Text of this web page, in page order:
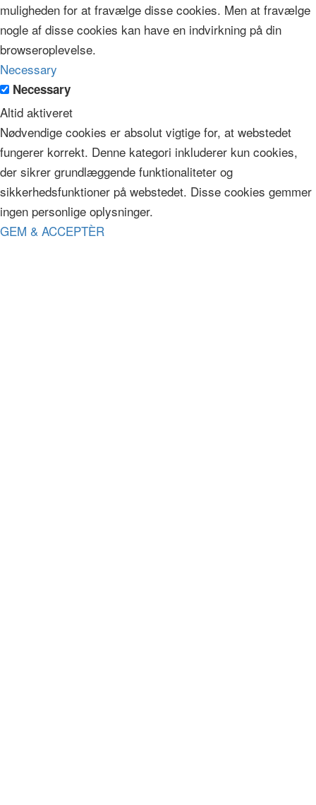
muligheden for at fravælge disse cookies. Men at fravælge
nogle af disse cookies kan have en indvirkning på din
browseroplevelse.
Necessary
Necessary
Altid aktiveret
Nødvendige cookies er absolut vigtige for, at webstedet
fungerer korrekt. Denne kategori inkluderer kun cookies,
der sikrer grundlæggende funktionaliteter og
sikkerhedsfunktioner på webstedet. Disse cookies gemmer
ingen personlige oplysninger.
GEM & ACCEPTÈR